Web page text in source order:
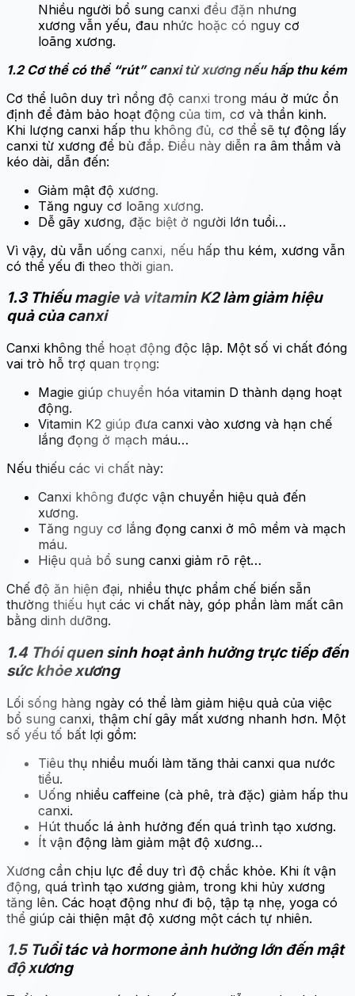
Nhiều người bổ sung canxi đều đặn nhưng
xương vẫn yếu, đau nhức hoặc có nguy cơ
loãng xương.
1.2 Cơ thể có thể “rút” canxi từ xương nếu hấp thu kém
Cơ thể luôn duy trì nồng độ canxi trong máu ở mức ổn
định để đảm bảo hoạt động của tim, cơ và thần kinh.
Khi lượng canxi hấp thu không đủ, cơ thể sẽ tự động lấy
canxi từ xương để bù đắp. Điều này diễn ra âm thầm và
kéo dài, dẫn đến:
Giảm mật độ xương.
Tăng nguy cơ loãng xương.
Dễ gãy xương, đặc biệt ở người lớn tuổi…
Vì vậy, dù vẫn uống canxi, nếu hấp thu kém, xương vẫn
có thể yếu đi theo thời gian.
1.3 Thiếu magie và vitamin K2 làm giảm hiệu
quả của canxi
Canxi không thể hoạt động độc lập. Một số vi chất đóng
vai trò hỗ trợ quan trọng:
Magie giúp chuyển hóa vitamin D thành dạng hoạt
động.
Vitamin K2 giúp đưa canxi vào xương và hạn chế
lắng đọng ở mạch máu…
Nếu thiếu các vi chất này:
Canxi không được vận chuyển hiệu quả đến
xương.
Tăng nguy cơ lắng đọng canxi ở mô mềm và mạch
máu.
Hiệu quả bổ sung canxi giảm rõ rệt…
Chế độ ăn hiện đại, nhiều thực phẩm chế biến sẵn
thường thiếu hụt các vi chất này, góp phần làm mất cân
bằng dinh dưỡng.
1.4 Thói quen sinh hoạt ảnh hưởng trực tiếp đến
sức khỏe xương
Lối sống hàng ngày có thể làm giảm hiệu quả của việc
bổ sung canxi, thậm chí gây mất xương nhanh hơn. Một
số yếu tố bất lợi gồm:
Tiêu thụ nhiều muối làm tăng thải canxi qua nước
tiểu.
Uống nhiều caffeine (cà phê, trà đặc) giảm hấp thu
canxi.
Hút thuốc lá ảnh hưởng đến quá trình tạo xương.
Ít vận động làm giảm mật độ xương…
Xương cần chịu lực để duy trì độ chắc khỏe. Khi ít vận
động, quá trình tạo xương giảm, trong khi hủy xương
tăng lên. Các hoạt động như đi bộ, tập tạ nhẹ, yoga có
thể giúp cải thiện mật độ xương một cách tự nhiên.
1.5 Tuổi tác và hormone ảnh hưởng lớn đến mật
độ xương